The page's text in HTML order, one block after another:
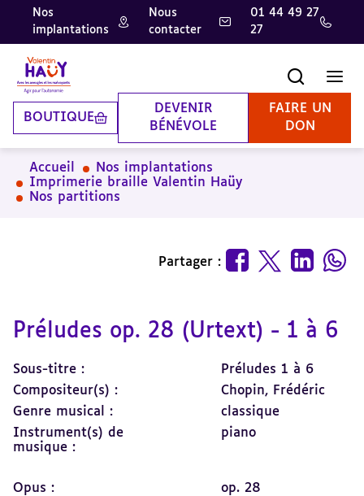
Aller
contenu
principal
Aller
pied
de
page
Aller
la
recherche
Nos
implantations
Nous
contacter
01 44 49 27
27
BOUTIQUE
DEVENIR
BÉNÉVOLE
FAIRE UN
DON
Accueil
Nos implantations
Imprimerie braille Valentin Haüy
Nos partitions
Partager :
Préludes op. 28 (Urtext) - 1 à 6
Sous-titre :
Préludes 1 à 6
Compositeur(s) :
Chopin, Frédéric
Genre musical :
classique
Instrument(s) de
musique :
piano
Opus :
op. 28